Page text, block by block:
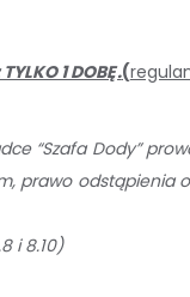
1 DOBĘ.(
“Szafa Dody”
prawo
i 8.10)